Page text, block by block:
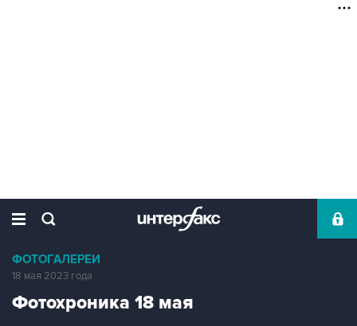
ФОТОГАЛЕРЕИ
18 мая 2023 года
Фотохроника 18 мая